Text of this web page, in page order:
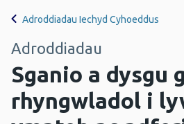
Adroddiadau Iechyd Cyhoeddus
Adroddiadau
Sganio a dysgu
rhyngwladol i